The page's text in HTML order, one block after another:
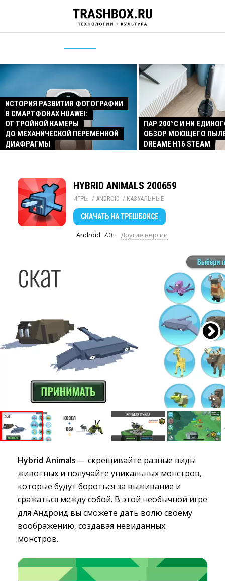
ИСТОРИЯ РАЗВИТИЯ ФОТОГРАФИИ
В СМАРТФОНАХ HUAWEI:
ОТ ТРОЙНОЙ КАМЕРЫ
ДО МЕХАНИЧЕСКОЙ ПЕРЕМЕННОЙ
ДИАФРАГМЫ
ПАР 200°C И НИ
ОБЗОР МОЮЩЕГО
DREAME H16 STEAM
HYBRID ANIMALS 200659
ИГРЫ / ANDROID / КАЗУАЛЬНЫЕ
СКАЧАТЬ НА ТРЕШБОКСЕ
Android 7.0+ Другие версии
Hybrid Animals — скрещивайте разные виды
животных и получайте уникальных монстров,
которые будут бороться за выживание и
сражаться между собой. В этой необычной игре
для Андроид вы сможете дать волю своему
воображению, создавая невиданных
монстров.